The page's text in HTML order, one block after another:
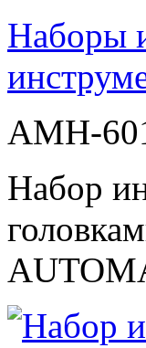
Наборы
AMH-
Набор